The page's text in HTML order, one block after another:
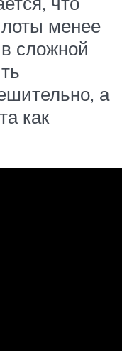
менее
сложной
а
как